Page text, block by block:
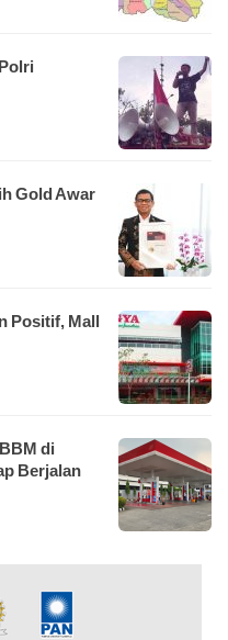
Gold Awar
Positif, Mall
di
Berjalan